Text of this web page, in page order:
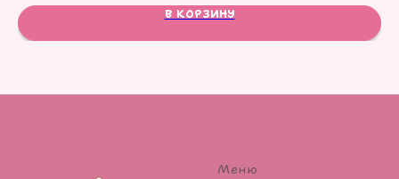
В КОРЗИНУ
Меню